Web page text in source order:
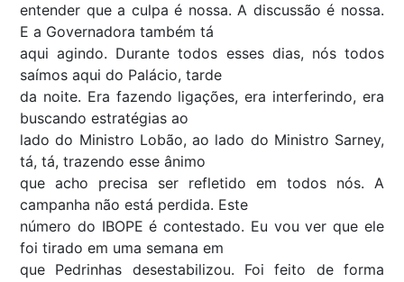
entender que a culpa é nossa. A discussão é nossa.
E a Governadora também tá
aqui agindo. Durante todos esses dias, nós todos
saímos aqui do Palácio, tarde
da noite. Era fazendo ligações, era interferindo, era
buscando estratégias ao
lado do Ministro Lobão, ao lado do Ministro Sarney,
tá, tá, trazendo esse ânimo
que acho precisa ser refletido em todos nós. A
campanha não está perdida. Este
número do IBOPE é contestado. Eu vou ver que ele
foi tirado em uma semana em
que Pedrinhas desestabilizou. Foi feito de forma